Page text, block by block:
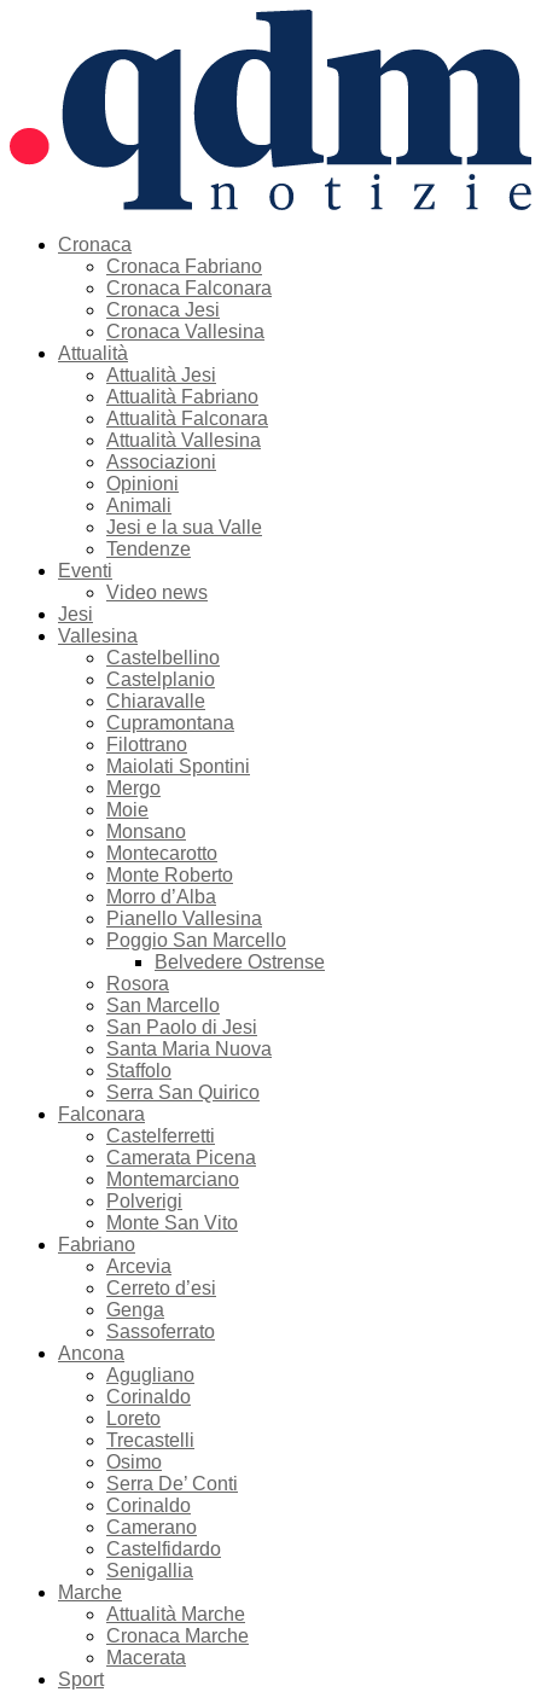
Cronaca
Cronaca Fabriano
Cronaca Falconara
Cronaca Jesi
Cronaca Vallesina
Attualità
Attualità Jesi
Attualità Fabriano
Attualità Falconara
Attualità Vallesina
Associazioni
Opinioni
Animali
Jesi e la sua Valle
Tendenze
Eventi
Video news
Jesi
Vallesina
Castelbellino
Castelplanio
Chiaravalle
Cupramontana
Filottrano
Maiolati Spontini
Mergo
Moie
Monsano
Montecarotto
Monte Roberto
Morro d’Alba
Pianello Vallesina
Poggio San Marcello
Belvedere Ostrense
Rosora
San Marcello
San Paolo di Jesi
Santa Maria Nuova
Staffolo
Serra San Quirico
Falconara
Castelferretti
Camerata Picena
Montemarciano
Polverigi
Monte San Vito
Fabriano
Arcevia
Cerreto d’esi
Genga
Sassoferrato
Ancona
Agugliano
Corinaldo
Loreto
Trecastelli
Osimo
Serra De’ Conti
Corinaldo
Camerano
Castelfidardo
Senigallia
Marche
Attualità Marche
Cronaca Marche
Macerata
Sport